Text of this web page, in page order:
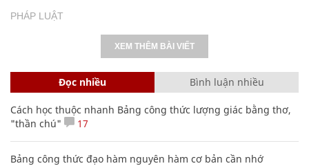
PHÁP LUẬT
XEM THÊM BÀI VIẾT
Đọc nhiều Bình luận nhiều
Cách học thuộc nhanh Bảng công thức lượng giác bằng thơ,
"thần chú"
17
Bảng công thức đạo hàm nguyên hàm cơ bản cần nhớ